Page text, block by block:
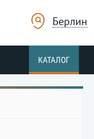
Берлин
КАТАЛОГ